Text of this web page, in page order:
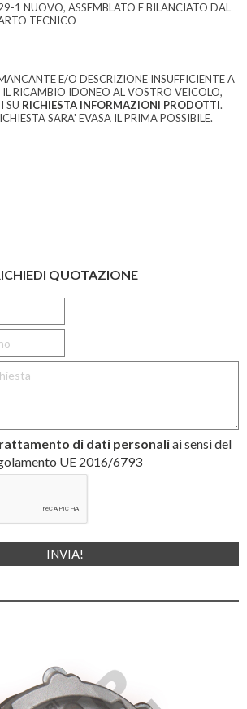
1 NUOVO, ASSEMBLATO E BILANCIATO DAL
TECNICO
E/O DESCRIZIONE INSUFFICIENTE A
RICAMBIO IDONEO AL VOSTRO VEICOLO,
SU RICHIESTA INFORMAZIONI PRODOTTI.
SARA' EVASA IL PRIMA POSSIBILE.
QUOTAZIONE
di dati personaliai sensi del
UE 2016/6793